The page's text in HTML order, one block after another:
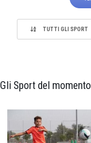
TUTTI GLI SPORT
Gli Sport del momento